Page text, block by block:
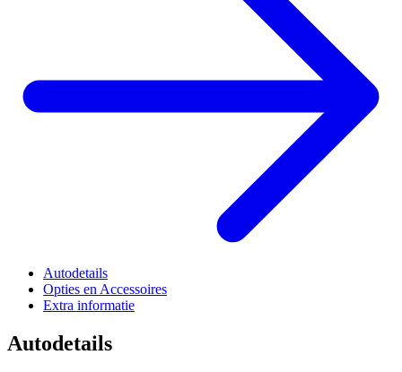
Autodetails
Opties en Accessoires
Extra informatie
Autodetails